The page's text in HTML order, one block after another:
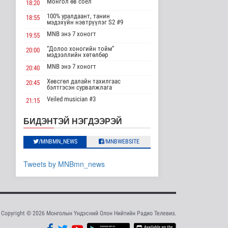
эрхлэгчдийг дэмжих
Нийгэм
2026-08-08 17:16
Сүхбаатар суманд
баригдаж буй 70 МВт-
ын хүчин ча..
Улс төр
2026-08-08 17:02
ашиглалтад орох..
2026-08-08 15:56
Улаанбаатарт шөнөдөө
2026-08-08 15:01
Хүүхдийн эрүүл,
18:20
18:55
100% уралдаант, танин
мэдэхүйн нэвтрүүлэг S2 #9
19:55
MNB энэ 7 хоногт
20:00
“Долоо хоногийн тойм”
мэдээллийн хөтөлбөр
20:40
MNB энэ 7 хоногт
20:45
Хөвсгөл далайн тахилгаас
бэлтгэсэн сурвалжлага
21:15
Veiled musician #3
23:35
“Гэрэлтэй цонх” үдшийн
хөтөлбөр
БИДЭНТЭЙ НЭГДЭЭРЭЙ
/MNBMN_NEWS /MNBWEBSITE
Tweets by MNBmn_news
Copyright © 2026 Монголын Үндэсний Олон Нийтийн Радио Телевиз.